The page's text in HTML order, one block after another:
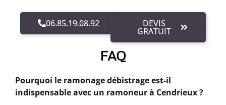
06.85.19.08.92 DEVIS
GRATUIT
FAQ
Pourquoi le ramonage débistrage est-il
indispensable avec un ramoneur à Cendrieux ?